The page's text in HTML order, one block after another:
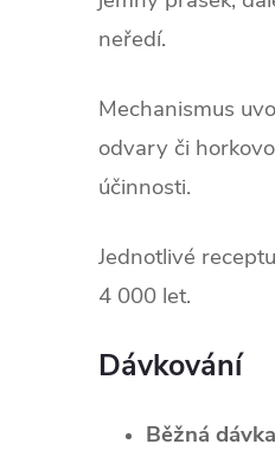
neředí.
Mechanismus
odvary či
účinnosti.
Jednotlivé
4 000 let.
Dávkování
Běžná dávka